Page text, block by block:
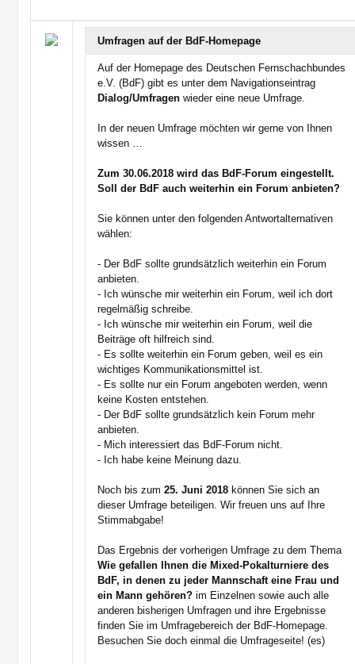
Umfragen auf der BdF-Homepage
Auf der Homepage des Deutschen Fernschachbundes
e.V. (BdF) gibt es unter dem Navigationseintrag
Dialog/Umfragen wieder eine neue Umfrage.
In der neuen Umfrage möchten wir gerne von Ihnen
wissen …
Zum 30.06.2018 wird das BdF-Forum eingestellt.
Soll der BdF auch weiterhin ein Forum anbieten?
Sie können unter den folgenden Antwortalternativen
wählen:
- Der BdF sollte grundsätzlich weiterhin ein Forum
anbieten.
- Ich wünsche mir weiterhin ein Forum, weil ich dort
regelmäßig schreibe.
- Ich wünsche mir weiterhin ein Forum, weil die
Beiträge oft hilfreich sind.
- Es sollte weiterhin ein Forum geben, weil es ein
wichtiges Kommunikationsmittel ist.
- Es sollte nur ein Forum angeboten werden, wenn
keine Kosten entstehen.
- Der BdF sollte grundsätzlich kein Forum mehr
anbieten.
- Mich interessiert das BdF-Forum nicht.
- Ich habe keine Meinung dazu.
Noch bis zum25. Juni 2018 können Sie sich an
dieser Umfrage beteiligen. Wir freuen uns auf Ihre
Stimmabgabe!
Das Ergebnis der vorherigen Umfrage zu dem Thema
Wie gefallen Ihnen die Mixed-Pokalturniere des
BdF, in denen zu jeder Mannschaft eine Frau und
ein Mann gehören?im Einzelnen sowie auch alle
anderen bisherigen Umfragen und ihre Ergebnisse
finden Sie im Umfragebereich der BdF-Homepage.
Besuchen Sie doch einmal die Umfrageseite! (es)